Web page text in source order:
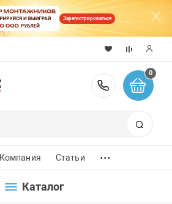
Зарегистрироваться
8 (800)
0
Компания Статьи ...
Каталог